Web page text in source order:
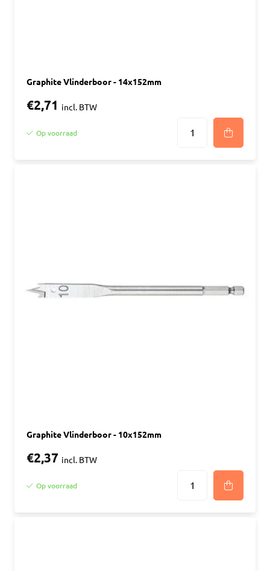
Graphite Vlinderboor - 14x152mm
€2,71 incl. BTW
Op voorraad
Graphite Vlinderboor - 10x152mm
€2,37 incl. BTW
Op voorraad